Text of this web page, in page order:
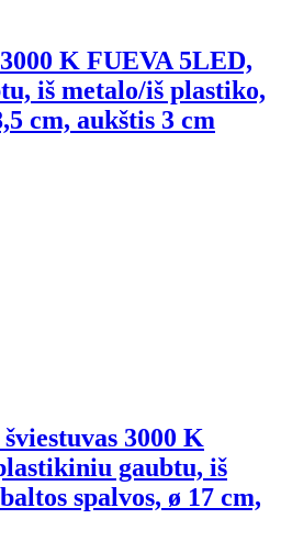
K FUEVA 5LED,
iš metalo/iš plastiko,
cm, aukštis 3 cm
3000 K
gaubtu, iš
spalvos, ø 17 cm,